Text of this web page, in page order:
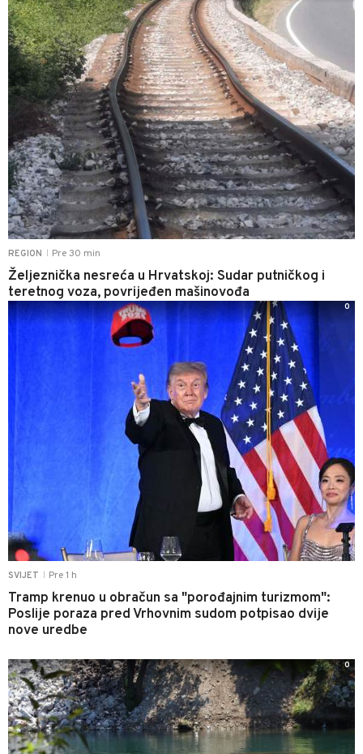
REGION Pre 30 min
Željeznička nesreća u Hrvatskoj: Sudar putničkog i
teretnog voza, povrijeđen mašinovođa
SVIJET Pre 1 h
Tramp krenuo u obračun sa "porođajnim turizmom":
Poslije poraza pred Vrhovnim sudom potpisao dvije
nove uredbe
0
0